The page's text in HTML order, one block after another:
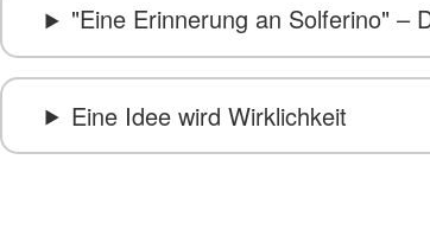
"Eine Erinnerung an Solferino" –
Eine Idee wird Wirklichkeit